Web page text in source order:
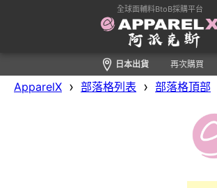
全球面輔料BtoB採購平台
日本出貨 再次購買
ApparelX › 部落格列表 › 部落格頂部